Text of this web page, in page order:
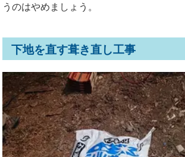
うのはやめましょう。
下地を直す葺き直し工事